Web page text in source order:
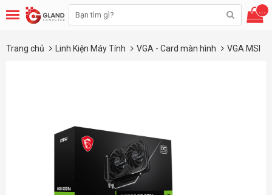
...
Trang chủ Linh Kiện Máy Tính VGA - Card màn hình VGA MSI